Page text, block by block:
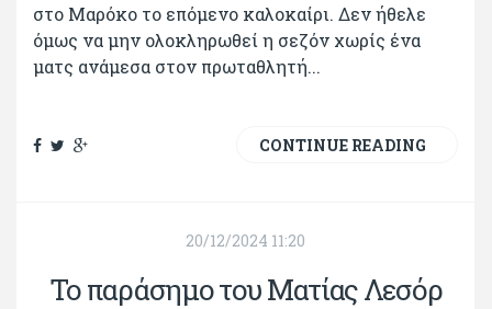
στο Μαρόκο το επόμενο καλοκαίρι. Δεν ήθελε
όμως να μην ολοκληρωθεί η σεζόν χωρίς ένα
ματς ανάμεσα στον πρωταθλητή...
CONTINUE READING
20/12/2024 11:20
Το παράσημο του Ματίας Λεσόρ